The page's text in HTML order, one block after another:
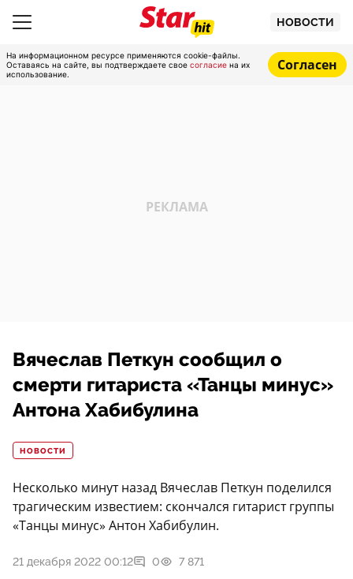
НОВОСТИ
На информационном ресурсе применяются cookie-файлы.
Оставаясь на сайте, вы подтверждаете свое согласие на их
использование.
Согласен
Вячеслав Петкун сообщил о
смерти гитариста «Танцы минус»
Антона Хабибулина
НОВОСТИ
Несколько минут назад Вячеслав Петкун поделился
трагическим известием: скончался гитарист группы
«Танцы минус» Антон Хабибулин.
21 декабря 2022 00:12 0 7 871